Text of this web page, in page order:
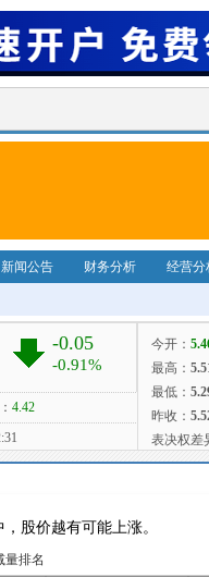
新闻公告 财务分析 经营分